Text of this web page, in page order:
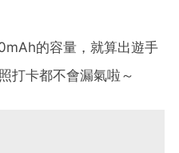
的容量，就算出遊手
打卡都不會漏氣啦～